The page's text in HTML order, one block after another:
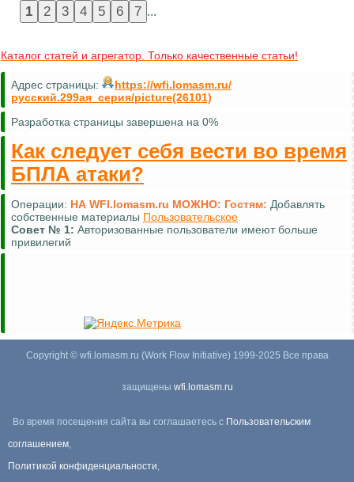
...
Каталог статей и агрегатор. Только качественные статьи!
Адрес страницы:
https://wfi.lomasm.ru/
русский.299ая_серия/picture(26101)
Разработка страницы завершена на 0%
Как следует себя вести во время
БПЛА атаки?
Операции: НА WFI.lomasm.ru МОЖНО: Гостям: Добавлять
собственные материалы Пользовательское
Совет № 1: Авторизованные пользователи имеют больше
привилегий
Copyright © wfi.lomasm.ru (Work Flow Initiative) 1999-2025 Все права
защищены wfi.lomasm.ru
Во время посещения сайта вы соглашаетесь с Пользовательским
соглашением,
Политикой конфиденциальности,